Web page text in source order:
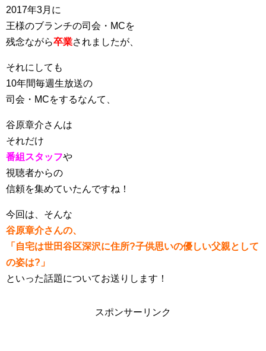
2017年3月に
王様のブランチの司会・MCを
残念ながら卒業されましたが、
それにしても
10年間毎週生放送の
司会・MCをするなんて、
谷原章介さんは
それだけ
番組スタッフや
視聴者からの
信頼を集めていたんですね！
今回は、そんな
谷原章介さんの、
「自宅は世田谷区深沢に住所?子供思いの優しい父親として
の姿は?」
といった話題についてお送りします！
スポンサーリンク